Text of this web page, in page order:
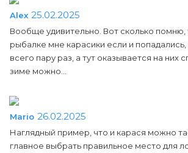
Alex 25.02.2025
Вообще удивительно. Вот сколько помню,
рыбалке мне карасики если и
всего пару раз, а тут оказывается на них
зиме можно...
Mario 26.02.2025
Наглядный пример, что и карася можно
главное выбрать правильное место для